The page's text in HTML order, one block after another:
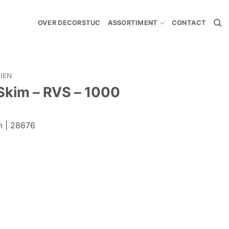
OVER DECORSTUC ASSORTIMENT CONTACT
– RVS – 1000
| 28676